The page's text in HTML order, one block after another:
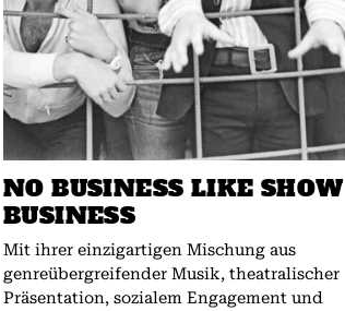
NO BUSINESS LIKE SHOW
BUSINESS
Mit ihrer einzigartigen Mischung aus
genreübergreifender Musik, theatralischer
Präsentation, sozialem Engagement und